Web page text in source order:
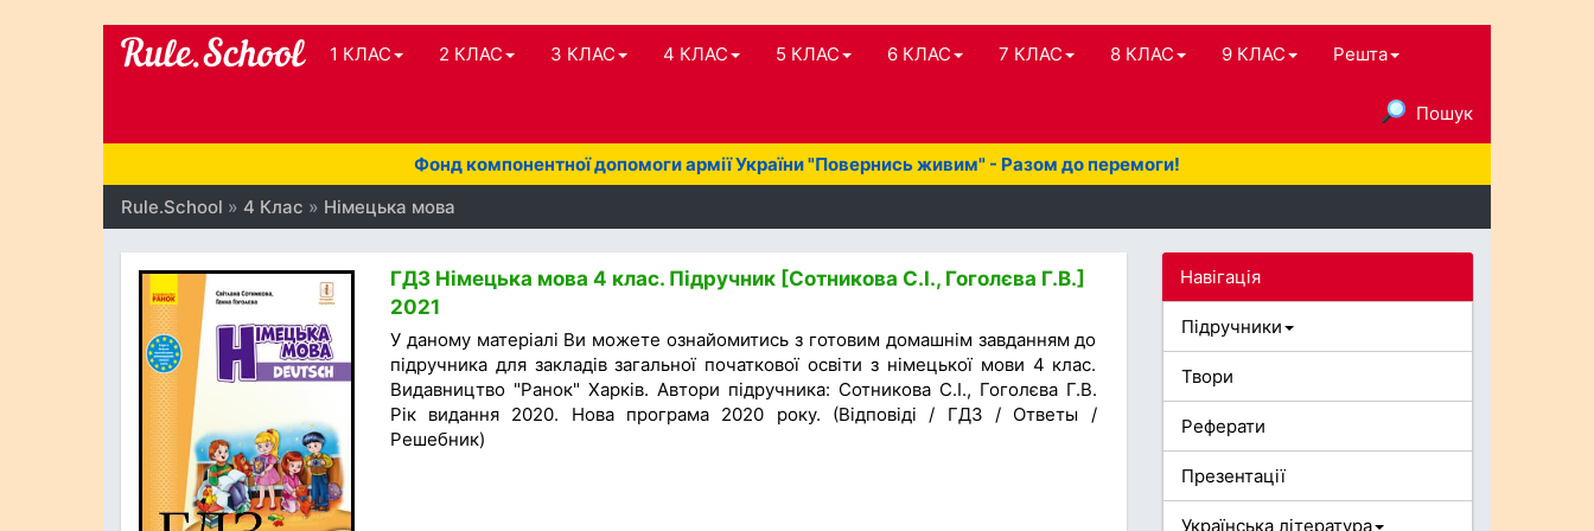
1 КЛАС 2 КЛАС 3 КЛАС 4 КЛАС 5 КЛАС 6 КЛАС 7 КЛАС 8 КЛАС 9 КЛАС Решта
Пошук
Фонд компонентної допомоги армії України "Повернись живим" - Разом до перемоги!
Rule.School » 4 Клас » Німецька мова
ГДЗ Німецька мова 4 клас. Підручник [Сотникова С.І., Гоголєва Г.В.]
2021
У даному матеріалі Ви можете ознайомитись з готовим домашнім завданням до
підручника для закладів загальної початкової освіти з німецької мови 4 клас.
Видавництво "Ранок" Харків. Автори підручника: Сотникова С.І., Гоголєва Г.В.
Рік видання 2020. Нова програма 2020 року. (Відповіді / ГДЗ / Ответы /
Решебник)
Навігація
Підручники
Твори
Реферати
Презентації
Українська література